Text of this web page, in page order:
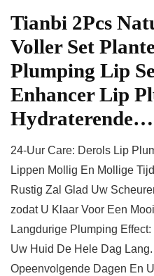
Tianbi 2Pcs
Voller Set
Plumping Lip
Enhancer Lip
Hydraterende…
24-Uur Care: Derols Lip
Lippen Mollig En Mollige
Rustig Zal Glad Uw
zodat U Klaar Voor Een
Langdurige Plumping
Uw Huid De Hele Dag
Opeenvolgende Dagen En